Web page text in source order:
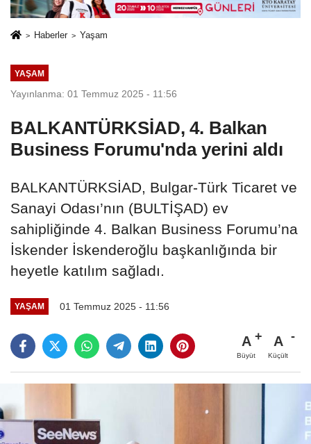
Haberler Yaşam
YAŞAM
Yayınlanma: 01 Temmuz 2025 - 11:56
BALKANTÜRKSİAD, 4. Balkan
Business Forumu'nda yerini aldı
BALKANTÜRKSİAD, Bulgar-Türk Ticaret ve
Sanayi Odası’nın (BULTİŞAD) ev
sahipliğinde 4. Balkan Business Forumu’na
İskender İskenderoğlu başkanlığında bir
heyetle katılım sağladı.
YAŞAM 01 Temmuz 2025 - 11:56
A
Büyüt
A
Küçült